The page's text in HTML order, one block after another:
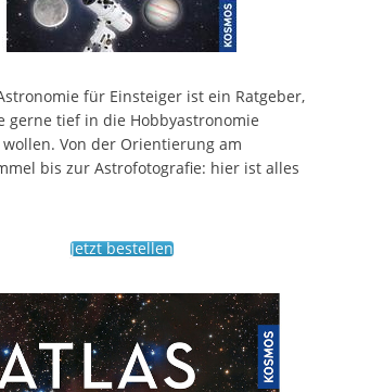
für Einsteiger ist ein Ratgeber,
gerne tief in die Hobbyastronomie
Von der Orientierung am
bis zur Astrofotografie: hier ist alles
Jetzt bestellen